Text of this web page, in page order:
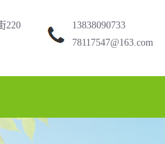
220
13838090733
78117547@163.com